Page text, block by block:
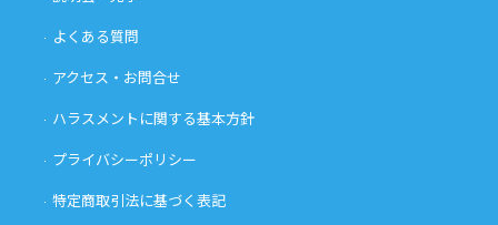
よくある質問
アクセス・お問合せ
ハラスメントに関する基本方針
プライバシーポリシー
特定商取引法に基づく表記